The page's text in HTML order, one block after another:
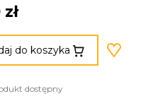
do koszyka
dostępny